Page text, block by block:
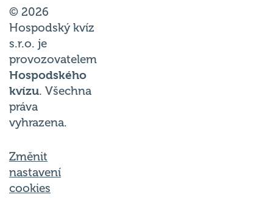
© 2026
Hospodský kvíz
s.r.o. je
provozovatelem
Hospodského
kvízu. Všechna
práva
vyhrazena.
Změnit
nastavení
cookies